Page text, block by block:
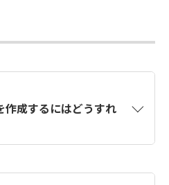
成するにはどうすれ